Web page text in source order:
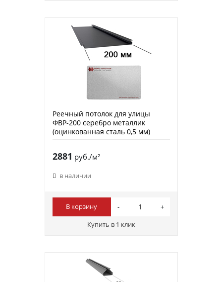
Реечный потолок для улицы
ФВР-200 серебро металлик
(оцинкованная сталь 0,5 мм)
2881 руб./м²
в наличии
В корзину
Купить в 1 клик